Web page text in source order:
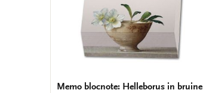
Memo blocnote: Helleborus in bruine